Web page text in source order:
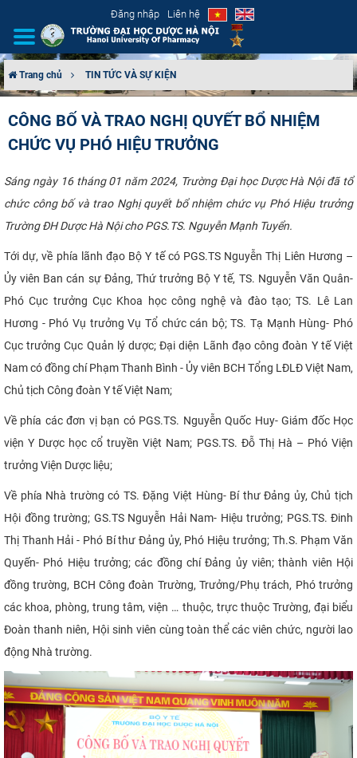
Đăng nhập Liên hệ
CƠ CẤU TỔ CHỨC
TUYỂN SINH
ĐÀO TẠO
ĐẢM BẢO CHẤT LƯỢNG
KHOA HỌC CÔNG NGHỆ
HTQT
CỰU NGƯỜI HỌC
Trang chủ TIN TỨC VÀ SỰ KIỆN
CÔNG BỐ VÀ TRAO NGHỊ QUYẾT BỔ NHIỆM
CHỨC VỤ PHÓ HIỆU TRƯỞNG
Sáng ngày 16 tháng 01 năm 2024, Trường Đại học Dược Hà Nội đã tổ
chức công bố và trao Nghị quyết bổ nhiệm chức vụ Phó Hiệu trưởng
Trường ĐH Dược Hà Nội cho PGS.TS. Nguyễn Mạnh Tuyển.
Tới dự, về phía lãnh đạo Bộ Y tế có PGS.TS Nguyễn Thị Liên Hương –
Ủy viên Ban cán sự Đảng, Thứ trưởng Bộ Y tế, TS. Nguyễn Văn Quân-
Phó Cục trưởng Cục Khoa học công nghệ và đào tạo; TS. Lê Lan
Hương - Phó Vụ trưởng Vụ Tổ chức cán bộ; TS. Tạ Mạnh Hùng- Phó
Cục trưởng Cục Quản lý dược; Đại diện Lãnh đạo công đoàn Y tế Việt
Nam có đồng chí Phạm Thanh Bình - Ủy viên BCH Tổng LĐLĐ Việt Nam,
Chủ tịch Công đoàn Y tế Việt Nam;
Về phía các đơn vị bạn có PGS.TS. Nguyễn Quốc Huy- Giám đốc Học
viện Y Dược học cổ truyền Việt Nam; PGS.TS. Đỗ Thị Hà – Phó Viện
trưởng Viện Dược liệu;
Về phía Nhà trường có TS. Đặng Việt Hùng- Bí thư Đảng ủy, Chủ tịch
Hội đồng trường; GS.TS Nguyễn Hải Nam- Hiệu trưởng; PGS.TS. Đinh
Thị Thanh Hải - Phó Bí thư Đảng ủy, Phó Hiệu trưởng; Th.S. Phạm Văn
Quyến- Phó Hiệu trưởng; các đồng chí Đảng ủy viên; thành viên Hội
đồng trường, BCH Công đoàn Trường, Trưởng/Phụ trách, Phó trưởng
các khoa, phòng, trung tâm, viện … thuộc, trực thuộc Trường, đại biểu
Đoàn thanh niên, Hội sinh viên cùng toàn thể các viên chức, người lao
động Nhà trường.